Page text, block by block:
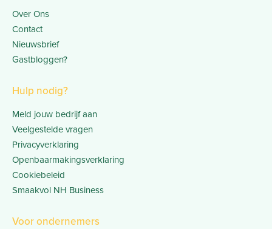
Over Ons
Contact
Nieuwsbrief
Gastbloggen?
Hulp nodig?
Meld jouw bedrijf aan
Veelgestelde vragen
Privacyverklaring
Openbaarmakingsverklaring
Cookiebeleid
Smaakvol NH Business
Voor ondernemers